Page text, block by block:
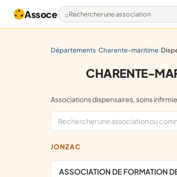
Assoce Rechercher une association
départements/ charente-maritime/
CHARENTE-
Associations dispensaires, soins
JONZAC
ASSOCIATION DE FORMATION